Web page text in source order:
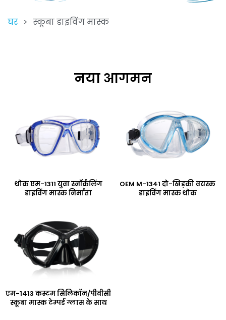
घर > स्कूबा डाइविंग मास्क
नया आगमन
थोक एम-1311 युवा स्नॉर्कलिंग
डाइविंग मास्क निर्माता
OEM M-1341 दो-खिड़की वयस्क
डाइविंग मास्क थोक
एम-1413 कस्टम सिलिकॉन/पीवीसी
स्कूबा मास्क टेम्पर्ड ग्लास के साथ